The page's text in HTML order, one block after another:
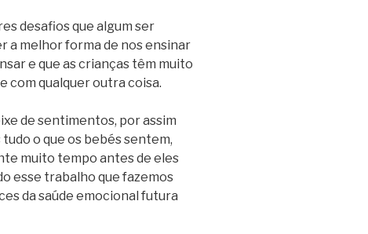
desafios que algum ser
a melhor forma de nos ensinar
e que as crianças têm muito
com qualquer outra coisa.
de sentimentos, por assim
o que os bebés sentem,
muito tempo antes de eles
esse trabalho que fazemos
da saúde emocional futura